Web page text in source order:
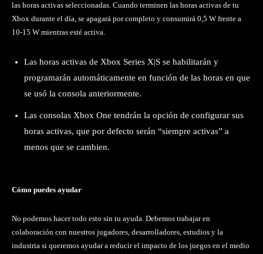
las horas activas seleccionadas. Cuando terminen las horas activas de tu
Xbox durante el día, se apagará por completo y consumirá 0,5 W frente a
10-15 W mientras esté activa.
Las horas activas de Xbox Series X|S se habilitarán y
programarán automáticamente en función de las horas en que
se usó la consola anteriormente.
Las consolas Xbox One tendrán la opción de configurar sus
horas activas, que por defecto serán “siempre activas” a
menos que se cambien.
Cómo puedes ayudar
No podemos hacer todo esto sin tu ayuda. Debemos trabajar en
colaboración con nuestros jugadores, desarrolladores, estudios y la
industria si queremos ayudar a reducir el impacto de los juegos en el medio